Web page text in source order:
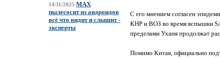
14/11/2025 MAX
пылесосит из андроидов
всё что видит и слышит -
эксперты
С его мнением согласен
КНР и ВОЗ во время вспышки
пределами Уханя продолжат
Помимо Китая, официально